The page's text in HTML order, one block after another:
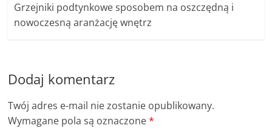
Grzejniki podtynkowe sposobem na oszczędną i
nowoczesną aranżację wnętrz
Dodaj komentarz
Twój adres e-mail nie zostanie opublikowany.
Wymagane pola są oznaczone*